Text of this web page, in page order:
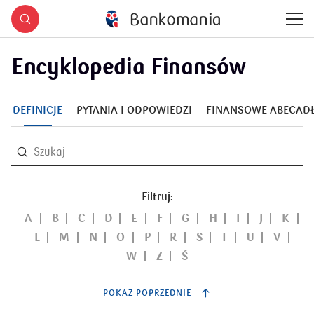
Encyklopedia Finansów
DEFINICJE PYTANIA I ODPOWIEDZI FINANSOWE
Filtruj:
A
B C D E F G H I J
K
L
M N O P R S T U
V
W
Z Ś
POKAŻ POPRZEDNIE